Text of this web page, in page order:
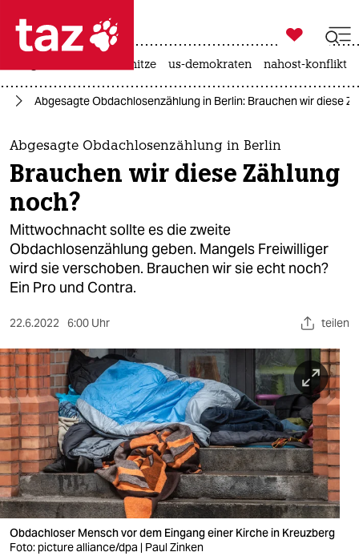
 taz zahl ich
taz zahl ich
themen
politik
öko
gesellschaft
kultur
sport
berlin
nord
wahrheit
verlag
verlag
veranstaltungen

taz zahl ich
hitze us-demokraten nahost-konflikt
Abgesagte Obdachlosenzählung in Berlin: Brauchen wir diese
Abgesagte Obdachlosenzählung in Berlin
Brauchen wir diese Zählung
noch?
Mittwochnacht sollte es die zweite
Obdachlosenzählung geben. Mangels Freiwilliger
wird sie verschoben. Brauchen wir sie echt noch?
Ein Pro und Contra.
22.6.2022 6:00 Uhr teilen
Obdachloser Mensch vor dem Eingang einer Kirche in Kreuzberg
Foto: picture alliance/dpa | Paul Zinken